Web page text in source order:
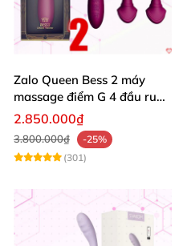
Zalo Queen Bess 2 máy
massage điểm G 4 đầu rung
toả nhiệt cao cấp
2.850.000₫
3.800.000₫
-25%
(301)